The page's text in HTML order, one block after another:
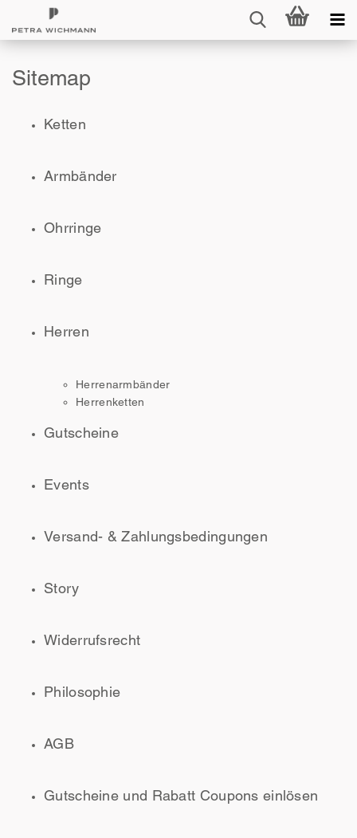
Sitemap
Ketten
Armbänder
Ohrringe
Ringe
Herren
Herrenarmbänder
Herrenketten
Gutscheine
Events
Versand- & Zahlungsbedingungen
Story
Widerrufsrecht
Philosophie
AGB
Gutscheine und Rabatt Coupons einlösen